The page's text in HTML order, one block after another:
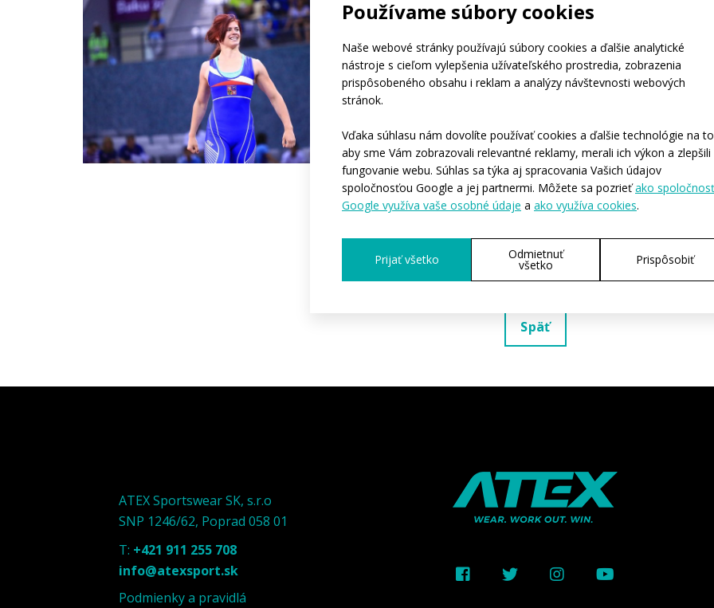
Používame súbory cookies
Naše webové stránky používajú súbory cookies a ďalšie analytické
nástroje s cieľom vylepšenia užívateľského prostredia, zobrazenia
prispôsobeného obsahu i reklam a analýzy návštevnosti webových
stránok.
Vďaka súhlasu nám dovolíte používať cookies a ďalšie technológie na
aby sme Vám zobrazovali relevantné reklamy, merali ich výkon a zlepšili
fungovanie webu. Súhlas sa týka aj spracovania Vašich údajov
spoločnosťou Google a jej partnermi. Môžete sa pozrieťako spoločnosť
Google využíva vaše osobné údaje a ako využíva cookies.
Prijať všetko Odmietnuť
všetko Prispôsobiť
Späť
ATEX Sportswear SK, s.r.o
SNP 1246/62, Poprad 058 01
T: +421 911 255 708
info@atexsport.sk
Podmienky a pravidlá